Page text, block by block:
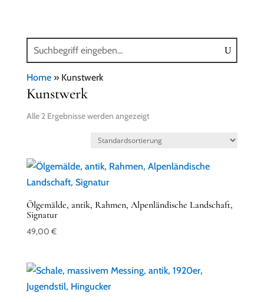
Home» Kunstwerk
Kunstwerk
Alle 2 Ergebnisse werden angezeigt
Ölgemälde, antik, Rahmen, Alpenländische Landschaft,
Signatur
49,00 €